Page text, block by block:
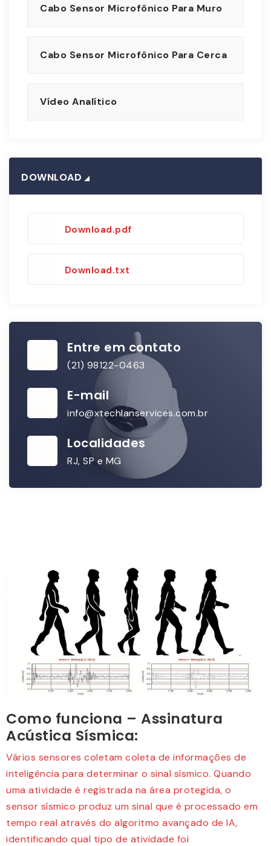
Cabo Sensor Microfônico Para Muro
Cabo Sensor Microfônico Para Cerca
Vídeo Analítico
DOWNLOAD
Download.pdf
Download.txt
Entre em contato
(21) 98122-0463
E-mail
info@xtechlanservices.com.br
Localidades
RJ, SP e MG
Como funciona – Assinatura
Acústica Sísmica:
Vários sensores coletam coleta de informações de
inteligência para determinar o sinal sísmico. Quando
uma atividade é registrada na área protegida, o
sensor sísmico produz um sinal que é processado em
tempo real através do algoritmo avançado de IA,
identificando qual tipo de atividade foi